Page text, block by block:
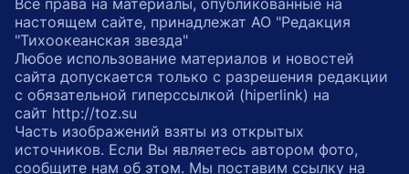
Все права на материалы, опубликованные на
настоящем сайте, принадлежат АО "Редакция
"Тихоокеанская звезда"
Любое использование материалов и новостей
сайта допускается только с разрешения редакции
с обязательной гиперссылкой (hiperlink) на
сайт http://toz.su
Часть изображений взяты из открытых
источников. Если Вы являетесь автором фото,
сообщите нам об этом. Мы поставим ссылку на